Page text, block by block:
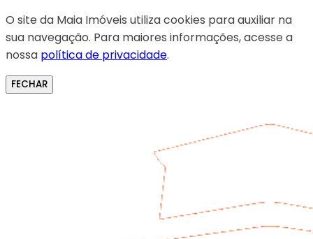
O site da Maia Imóveis utiliza cookies para auxiliar na
sua navegação. Para maiores informações, acesse a
nossa política de privacidade.
FECHAR